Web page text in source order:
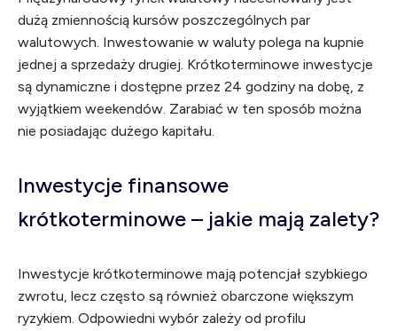
dużą zmiennością kursów poszczególnych par
walutowych. Inwestowanie w waluty polega na kupnie
jednej a sprzedaży drugiej. Krótkoterminowe inwestycje
są dynamiczne i dostępne przez 24 godziny na dobę, z
wyjątkiem weekendów. Zarabiać w ten sposób można
nie posiadając dużego kapitału.
Inwestycje finansowe
krótkoterminowe – jakie mają zalety?
Inwestycje krótkoterminowe mają potencjał szybkiego
zwrotu, lecz często są również obarczone większym
ryzykiem. Odpowiedni wybór zależy od profilu